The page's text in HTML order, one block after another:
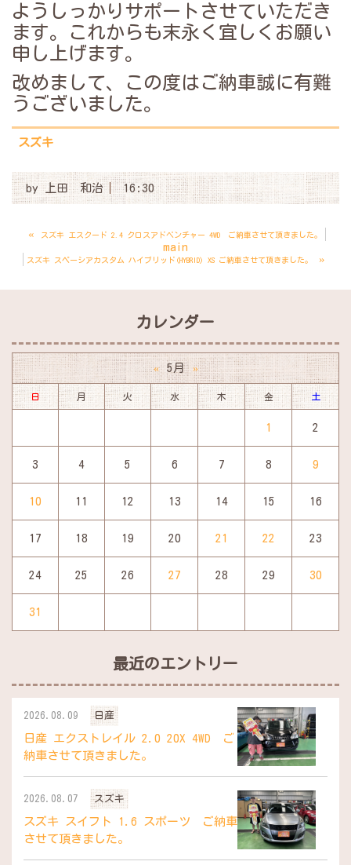
ようしっかりサポートさせていただき
ます。
これからも末永く宜しくお願い
申し上げます。
改めまして、この度はご納車誠に有難
うございました。
スズキ
by上田 和治 16:30
« スズキ エスクード 2.4 クロスアドベンチャー 4WD ご納車させて頂きました。
main
スズキ スペーシアカスタム ハイブリッド(HYBRID) XS ご納車させて頂きました。 »
カレンダー
« 5月 »
日 月 火 水 木 金 土
1 2
3 4 5 6 7 8 9
10 11 12 13 14 15 16
17 18 19 20 21 22 23
24 25 26 27 28 29 30
31
最近のエントリー
2026.08.09 日産
日産 エクストレイル 2.0 20X 4WD ご
納車させて頂きました。
2026.08.07 スズキ
スズキ スイフト 1.6 スポーツ ご納車
させて頂きました。